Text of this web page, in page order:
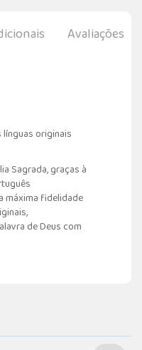
Avaliações
originais
Sagrada, graças à
máxima fidelidade
de Deus com